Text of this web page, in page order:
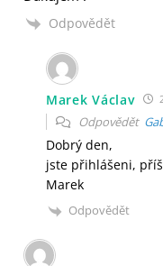
Odpovědět
Marek Václav
Odpovědět
Dobrý den,
jste přihlášeni,
Marek
Odpovědět